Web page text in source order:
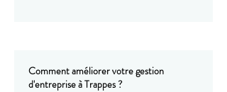
Comment améliorer votre gestion
d'entreprise à Trappes ?